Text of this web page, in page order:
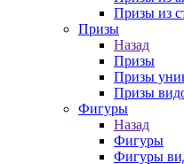
Призы из
Призы
Назад
Призы
Призы
Призы
Фигуры
Назад
Фигуры
Фигуры